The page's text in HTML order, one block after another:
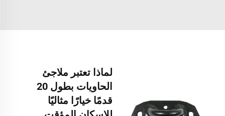
لماذا تعتبر ملاجئ
الحاويات بطول 20
قدمًا خيارًا مثاليًا